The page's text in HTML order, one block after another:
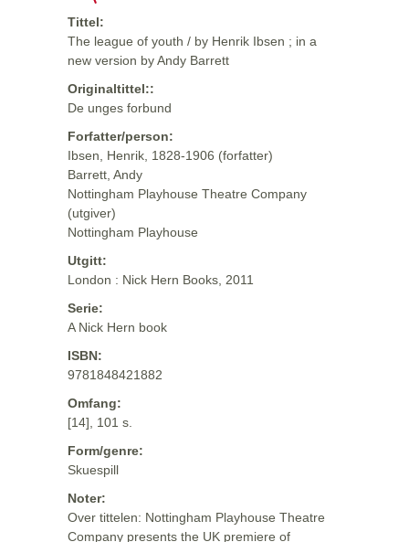
Tittel:
The league of youth / by Henrik Ibsen ; in a
new version by Andy Barrett
Originaltittel::
De unges forbund
Forfatter/person:
Ibsen, Henrik, 1828-1906 (forfatter)
Barrett, Andy
Nottingham Playhouse Theatre Company
(utgiver)
Nottingham Playhouse
Utgitt:
London : Nick Hern Books, 2011
Serie:
A Nick Hern book
ISBN:
9781848421882
Omfang:
[14], 101 s.
Form/genre:
Skuespill
Noter:
Over tittelen: Nottingham Playhouse Theatre
Company presents the UK premiere of